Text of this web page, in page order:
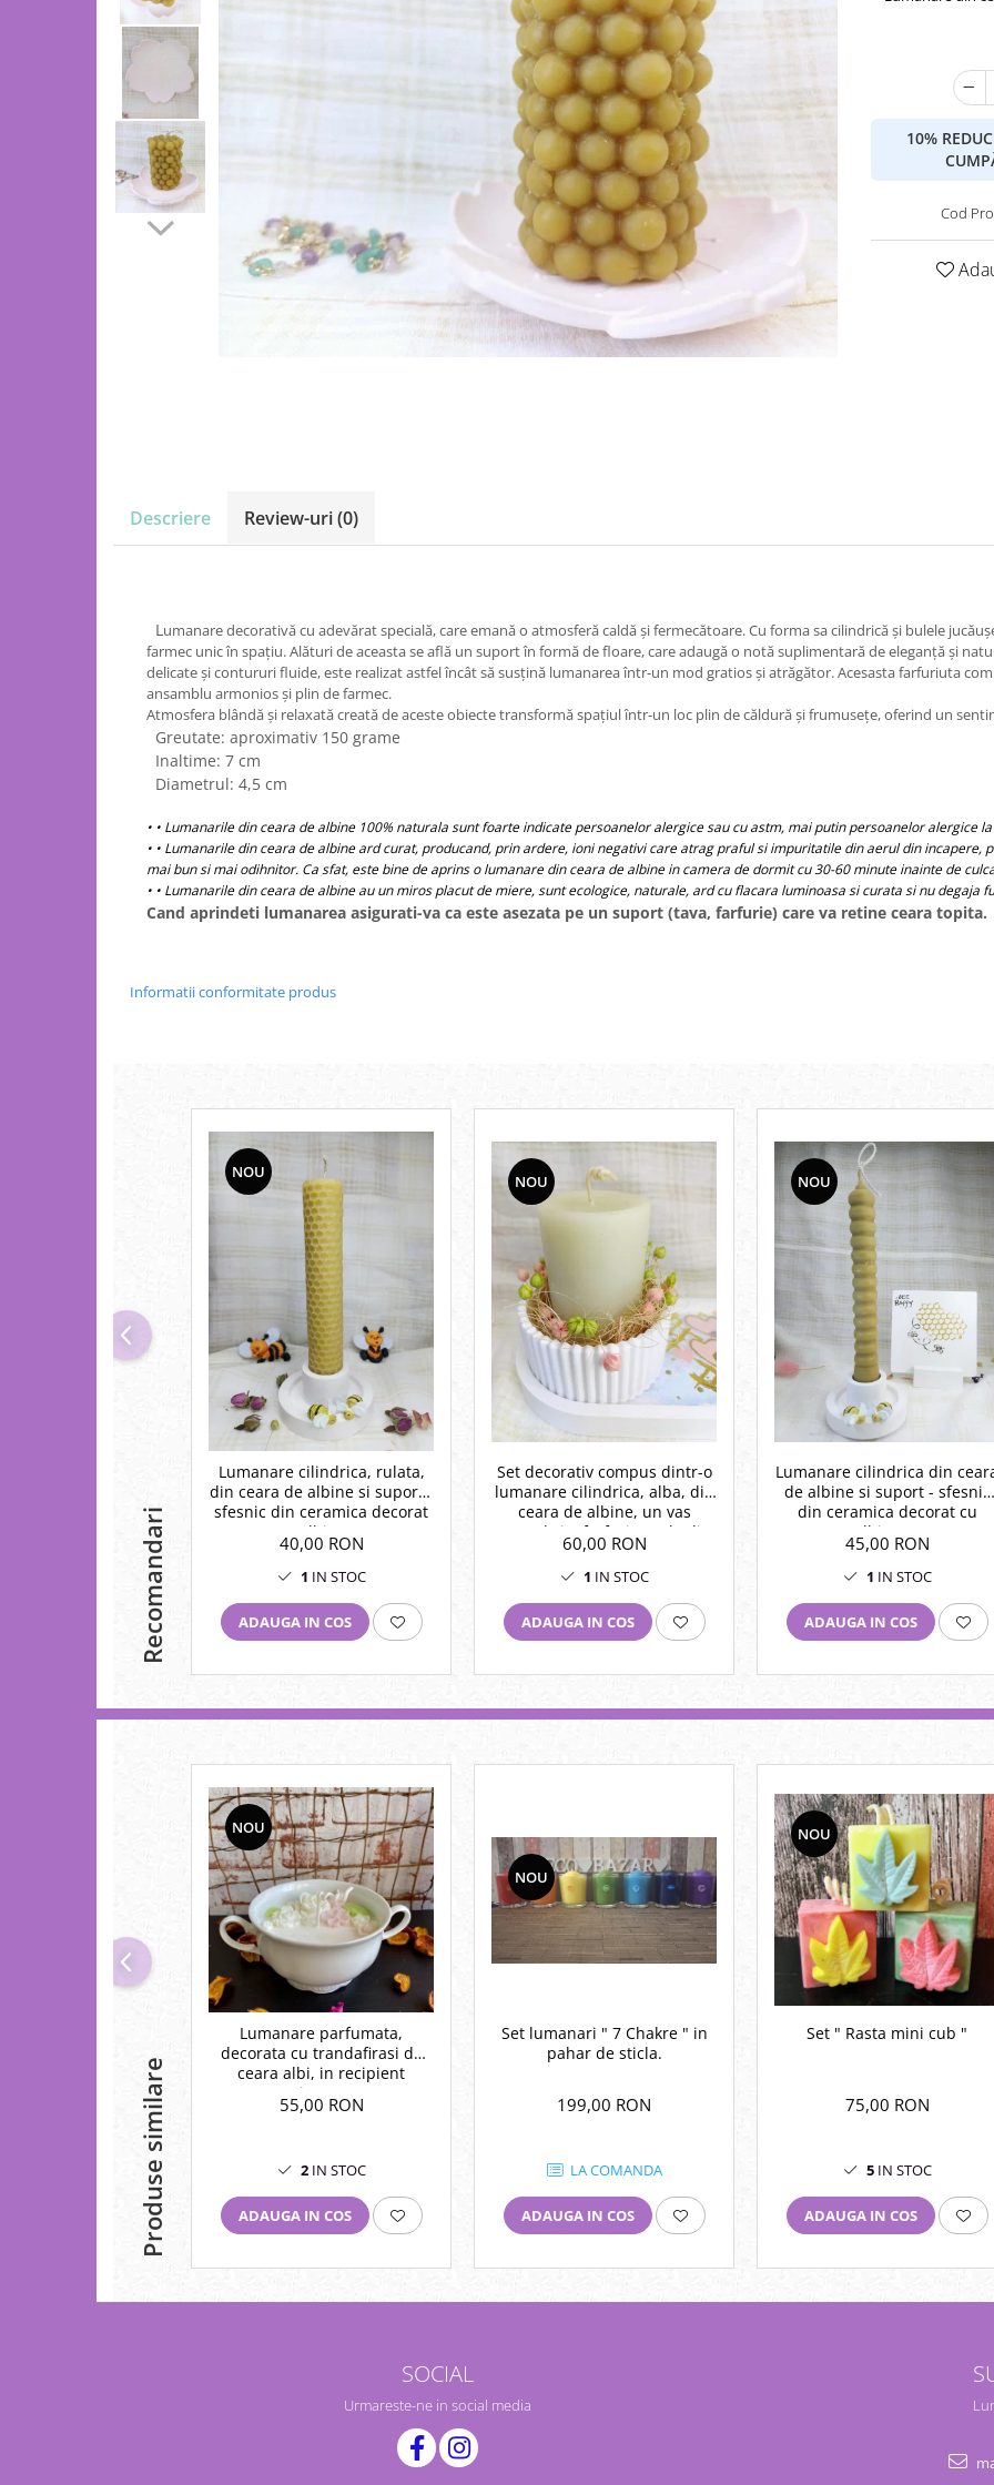
10%
Cod
Descriere Review-uri(0)
Lumanare decorativă cu adevărat specială, care emană o atmosferă caldă și fermecătoare. Cu forma sa cilindrică și bulele
farmec unic în spațiu. Alături de aceasta se află un suport în formă de floare, care adaugă o notă suplimentară de eleganță și
delicate și contururi fluide, este realizat astfel încât să susțină lumanarea într-un mod gratios și atrăgător. Acesasta farfuriuta
ansamblu armonios și plin de farmec.
Atmosfera blândă și relaxată creată de aceste obiecte transformă spațiul într-un loc plin de căldură și frumusețe, oferind un
Greutate: aproximativ 150 grame
Inaltime: 7 cm
Diametrul: 4,5 cm
• • Lumanarile din ceara de albine 100% naturala sunt foarte indicate persoanelor alergice sau cu astm, mai putin persoanelor alergice
• • Lumanarile din ceara de albine ard curat, producand, prin ardere, ioni negativi care atrag praful si impuritatile din aerul din
mai bun si mai odihnitor. Ca sfat, este bine de aprins o lumanare din ceara de albine in camera de dormit cu 30-60 minute inainte de
• • Lumanarile din ceara de albine au un miros placut de miere, sunt ecologice, naturale, ard cu flacara luminoasa si curata si nu degaja
Cand aprindeti lumanarea asigurati-va ca este asezata pe un suport (tava, farfurie) care va retine ceara topita.
Informatii conformitate produs
Recomandari
NOU
Lumanare cilindrica, rulata,
din ceara de albine si suport -
sfesnic din ceramica decorat
cu albinute.
40,00 RON
1 IN STOC
ADAUGA IN COS
NOU
Set decorativ compus dintr-o
lumanare cilindrica, alba, din
ceara de albine, un vas
rotund si o farfurie ovala din
ceramica.
60,00 RON
1 IN STOC
ADAUGA IN COS
NOU
Lumanare cilindrica din
de albine si suport - sfesnic
din ceramica decorat cu
albinute.
45,00 RON
1 IN STOC
ADAUGA IN COS
Produse similare
NOU
Lumanare parfumata,
decorata cu trandafirasi de
ceara albi, in recipient
vintage.
55,00 RON
2IN STOC
ADAUGA IN COS
NOU
Set lumanari " 7 Chakre " in
pahar de sticla.
199,00 RON
LA COMANDA
ADAUGA IN COS
NOU
Set " Rasta mini cub "
75,00 RON
5IN STOC
ADAUGA IN COS
SOCIAL
Urmareste-ne in social media